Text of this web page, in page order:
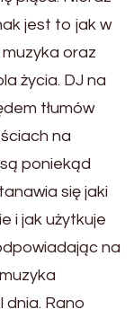
jest to jak w
oraz
życia. DJ na
tłumów
na
poniekąd
się jaki
i jak użytkuje
na
dnia. Rano